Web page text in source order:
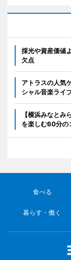
採光や資産価値
欠点
アトラスの人気
シャル音楽ライ
【横浜みなと
を楽しむ60分の
食べる
暮らす・働く